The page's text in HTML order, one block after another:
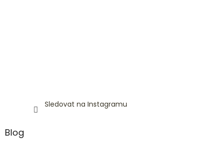
Sledovat na Instagramu
Blog